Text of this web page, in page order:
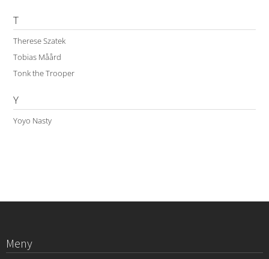
T
Therese Szatek
Tobias Måård
Tonk the Trooper
Y
Yoyo Nasty
Meny